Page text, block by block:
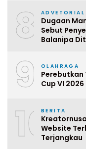
8 ADVETORIAL
Dugaan
Sebut
Balanipa
9 OLAHRAGA
Perebutkan
Cup VI
10BERITA
Website
Terjangkau